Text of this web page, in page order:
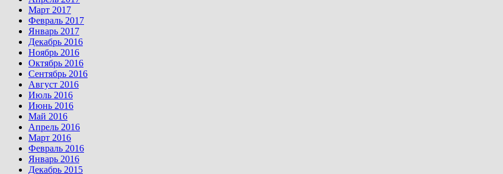
Март 2017
Февраль 2017
Январь 2017
Декабрь 2016
Ноябрь 2016
Октябрь 2016
Сентябрь 2016
Август 2016
Июль 2016
Июнь 2016
Май 2016
Апрель 2016
Март 2016
Февраль 2016
Январь 2016
Декабрь 2015